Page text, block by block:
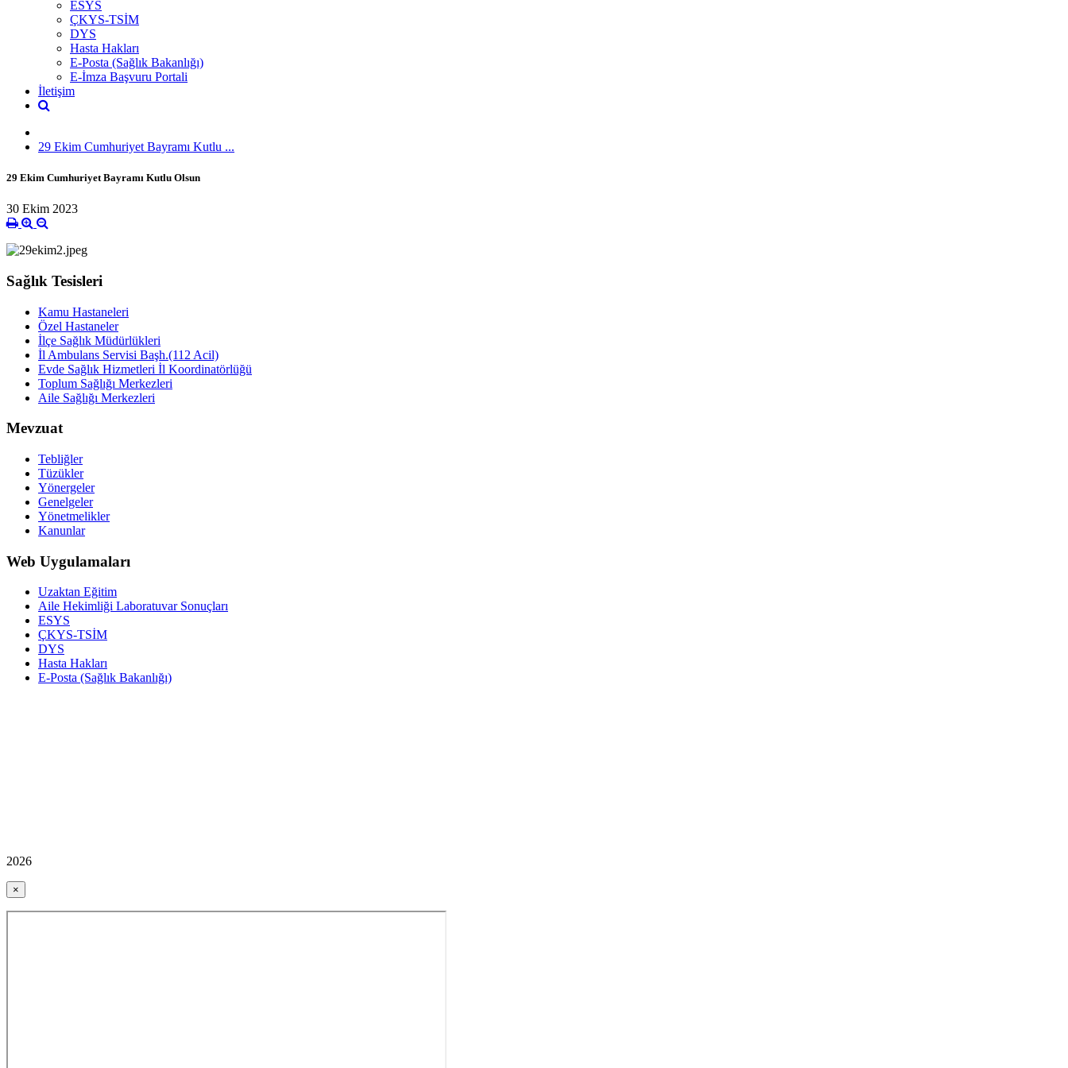
ESYS
ÇKYS-TSİM
DYS
Hasta Hakları
E-Posta (Sağlık Bakanlığı)
E-İmza Başvuru Portali
İletişim
29 Ekim Cumhuriyet Bayramı Kutlu ...
29 Ekim Cumhuriyet Bayramı Kutlu Olsun
30 Ekim 2023
Sağlık Tesisleri
Kamu Hastaneleri
Özel Hastaneler
İlçe Sağlık Müdürlükleri
İl Ambulans Servisi Başh.(112 Acil)
Evde Sağlık Hizmetleri İl Koordinatörlüğü
Toplum Sağlığı Merkezleri
Aile Sağlığı Merkezleri
Mevzuat
Tebliğler
Tüzükler
Yönergeler
Genelgeler
Yönetmelikler
Kanunlar
Web Uygulamaları
Uzaktan Eğitim
Aile Hekimliği Laboratuvar Sonuçları
ESYS
ÇKYS-TSİM
DYS
Hasta Hakları
E-Posta (Sağlık Bakanlığı)
2026
×